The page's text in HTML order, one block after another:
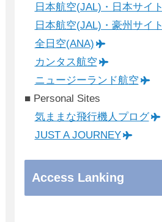
日本航空(JAL)・日本サイト
日本航空(JAL)・豪州サイト
全日空(ANA)
カンタス航空
ニュージーランド航空
■ Personal Sites
気ままな飛行機人プログ
JUST A JOURNEY
Access Lanking